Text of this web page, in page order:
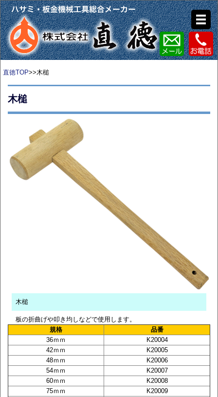
直徳TOP>>木槌
木槌
木槌
板の折曲げや叩き均しなどで使用します。
規格
品番
36ｍｍ
K20004
42ｍｍ
K20005
48ｍｍ
K20006
54ｍｍ
K20007
60ｍｍ
K20008
75ｍｍ
K20009